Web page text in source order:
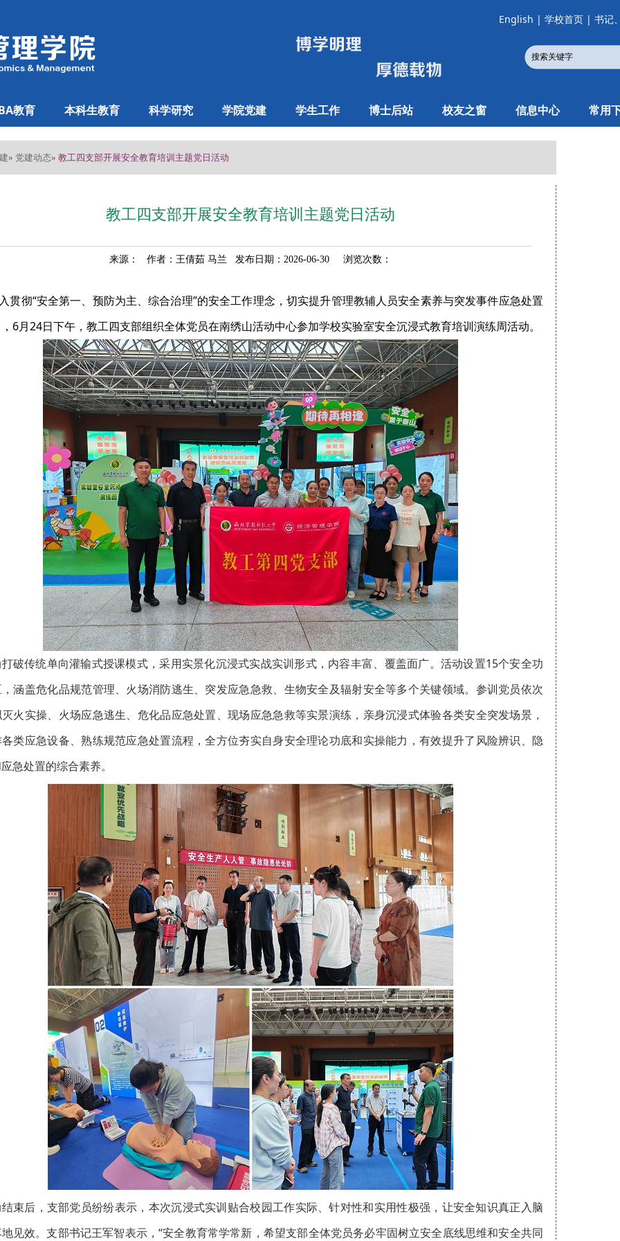
English | 学校首页 | 书记
教育 本科生教育 科学研究 学院党建 学生工作 博士后站 校友之窗 信息中心 常用
» 党建动态» 教工四支部开展安全教育培训主题党日活动
教工四支部开展安全教育培训主题党日活动
来源： 作者：王倩茹 马兰 发布日期：2026-06-30 浏览次数：
贯彻“安全第一、预防为主、综合治理”的安全工作理念，切实提升管理教辅人员安全素养与突发事件应急处置
6月24日下午，教工四支部组织全体党员在南绣山活动中心参加学校实验室安全沉浸式教育培训演练周活动。
破传统单向灌输式授课模式，采用实景化沉浸式实战实训形式，内容丰富、覆盖面广。活动设置15个安全功
涵盖危化品规范管理、火场消防逃生、突发应急急救、生物安全及辐射安全等多个关键领域。参训党员依次
火实操、火场应急逃生、危化品应急处置、现场应急急救等实景演练，亲身沉浸式体验各类安全突发场景，
类应急设备、熟练规范应急处置流程，全方位夯实自身安全理论功底和实操能力，有效提升了风险辨识、隐
急处置的综合素养。
束后，支部党员纷纷表示，本次沉浸式实训贴合校园工作实际、针对性和实用性极强，让安全知识真正入脑
见效。支部书记王军智表示，“安全教育常学常新，希望支部全体党员务必牢固树立安全底线思维和安全共同